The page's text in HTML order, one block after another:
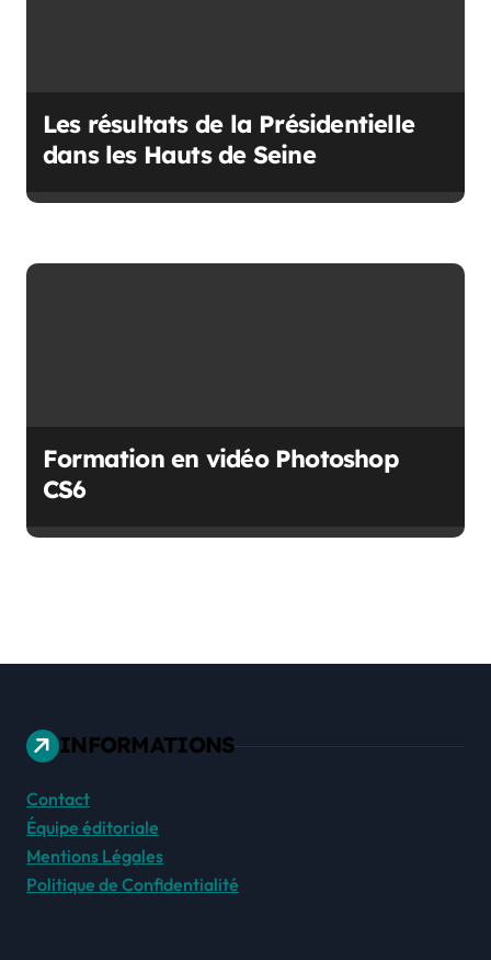
Les résultats de la Présidentielle
dans les Hauts de Seine
Formation en vidéo Photoshop
CS6
INFORMATIONS
Contact
Équipe éditoriale
Mentions Légales
Politique de Confidentialité